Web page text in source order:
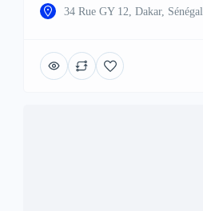
34 Rue GY 12, Dakar, Sénégal